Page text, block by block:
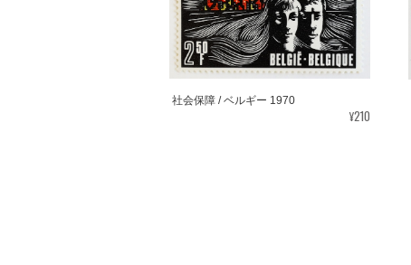
社会保障 / ベルギー 1970
¥210